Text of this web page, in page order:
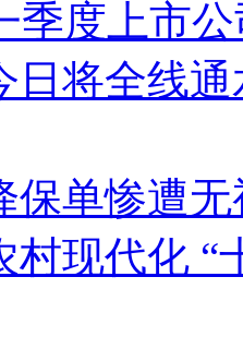
季度上市
日将全线
保单惨遭
村现代化 “